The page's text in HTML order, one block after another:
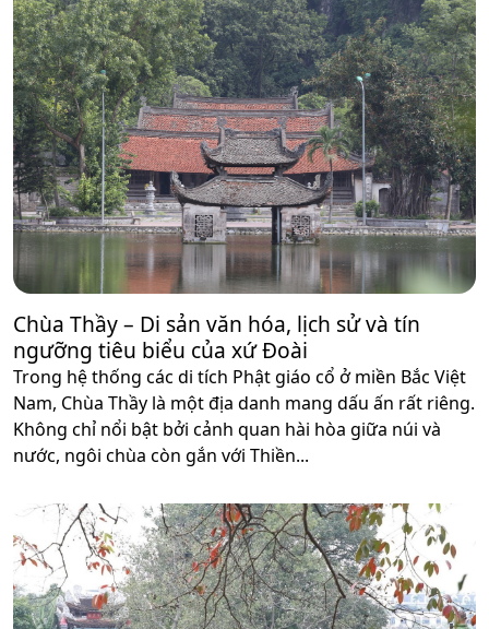
Chùa Thầy – Di sản văn hóa, lịch sử và tín
ngưỡng tiêu biểu của xứ Đoài
Trong hệ thống các di tích Phật giáo cổ ở miền Bắc Việt
Nam, Chùa Thầy là một địa danh mang dấu ấn rất riêng.
Không chỉ nổi bật bởi cảnh quan hài hòa giữa núi và
nước, ngôi chùa còn gắn với Thiền...